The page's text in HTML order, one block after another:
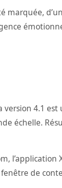
4.1
échelle.
de